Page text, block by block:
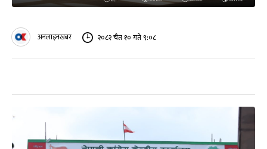
अनलाइनखबर २०८२ चैत १० गते ९:०८